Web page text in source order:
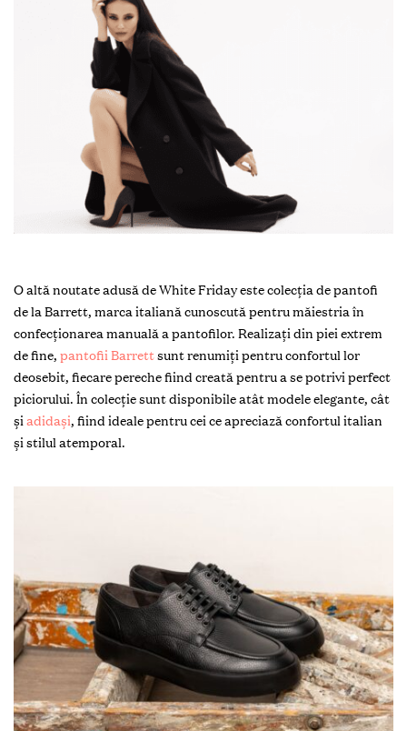
O altă noutate adusă de White Friday este colecția de pantofi
de la Barrett, marca italiană cunoscută pentru măiestria în
confecționarea manuală a pantofilor. Realizați din piei extrem
de fine, pantofii Barrettsunt renumiți pentru confortul lor
deosebit, fiecare pereche fiind creată pentru a se potrivi perfect
piciorului. În colecție sunt disponibile atât modele elegante, cât
șiadidași, fiind ideale pentru cei ce apreciază confortul italian
și stilul atemporal.